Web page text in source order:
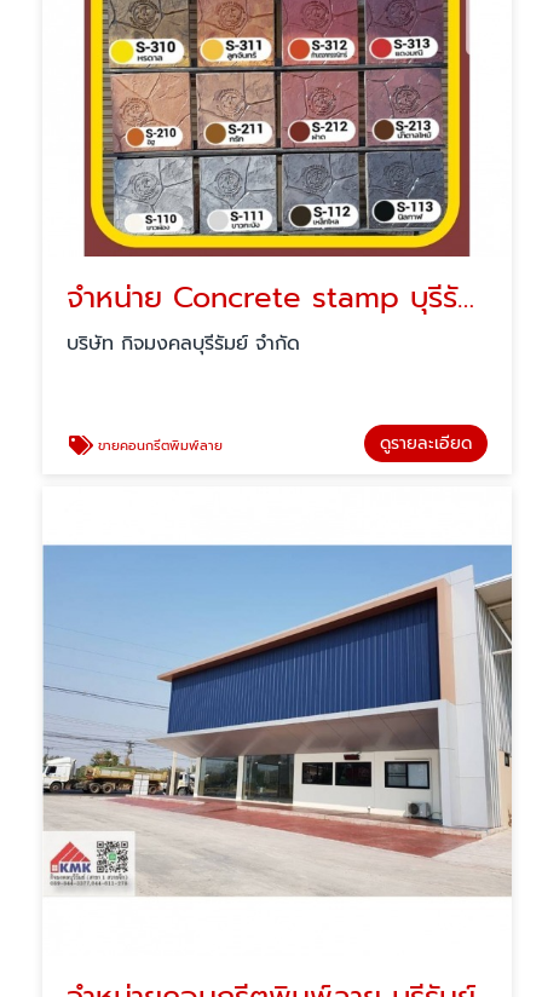
จำหน่าย Concrete stamp บุรีรัมย์
บริษัท กิจมงคลบุรีรัมย์ จำกัด
ขายคอนกรีตพิมพ์ลาย ดูรายละเอียด